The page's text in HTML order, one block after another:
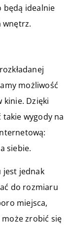
będą idealnie
wnętrz.
możliwość
kinie. Dzięki
wygody na
siebie.
jest jednak
do rozmiaru
miejsca,
zrobić się